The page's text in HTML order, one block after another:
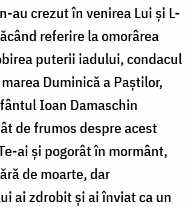
au crezut în venirea Lui şi L-
referire la omorârea
puterii iadului, condacul
Duminică a Paștilor,
Ioan Damaschin
de frumos despre acest
ai și pogorât în mormânt,
de moarte, dar
ai zdrobit și ai înviat ca un